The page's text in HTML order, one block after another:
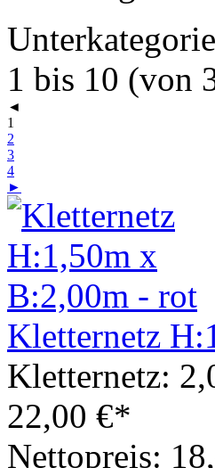
1 bis 10 (von
◄
1
2
3
4
►
Kletternetz
Kletternetz:
22,00 €*
Nettopreis: